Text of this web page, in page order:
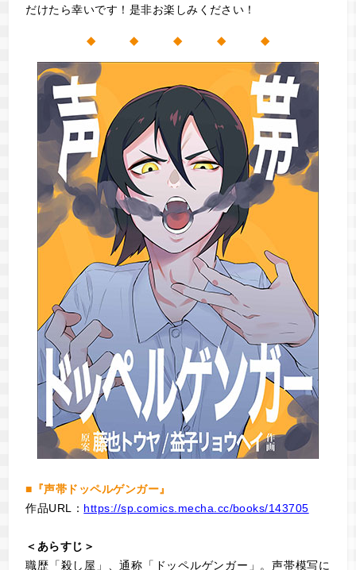
だけたら幸いです！是非お楽しみください！
◆ ◆ ◆ ◆ ◆
■『声帯ドッペルゲンガー』
作品URL： https://sp.comics.mecha.cc/books/143705
＜あらすじ＞
職歴「殺し屋」、通称「ドッペルゲンガー」。声帯模写に